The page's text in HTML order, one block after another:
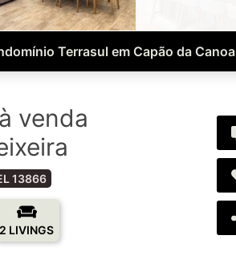
Terrasul em Capão da Canoa
venda
13866
2 LIVINGS